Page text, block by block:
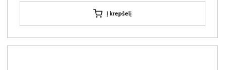
Į krepšelį